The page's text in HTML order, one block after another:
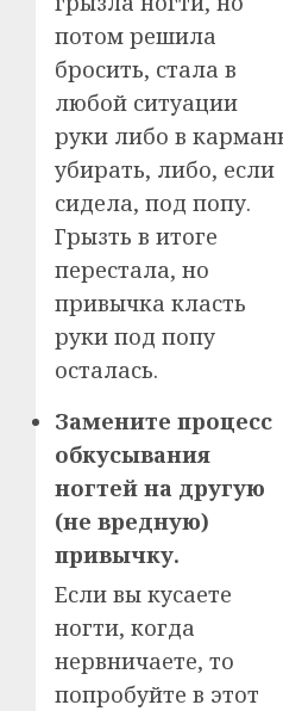
потом решила
бросить, стала в
любой ситуации
руки либо в
убирать, либо, если
сидела, под попу.
Грызть в итоге
перестала, но
привычка класть
руки под попу
осталась.
Замените процесс
обкусывания
ногтей на другую
(не вредную)
привычку.
Если вы кусаете
ногти, когда
нервничаете, то
попробуйте в этот